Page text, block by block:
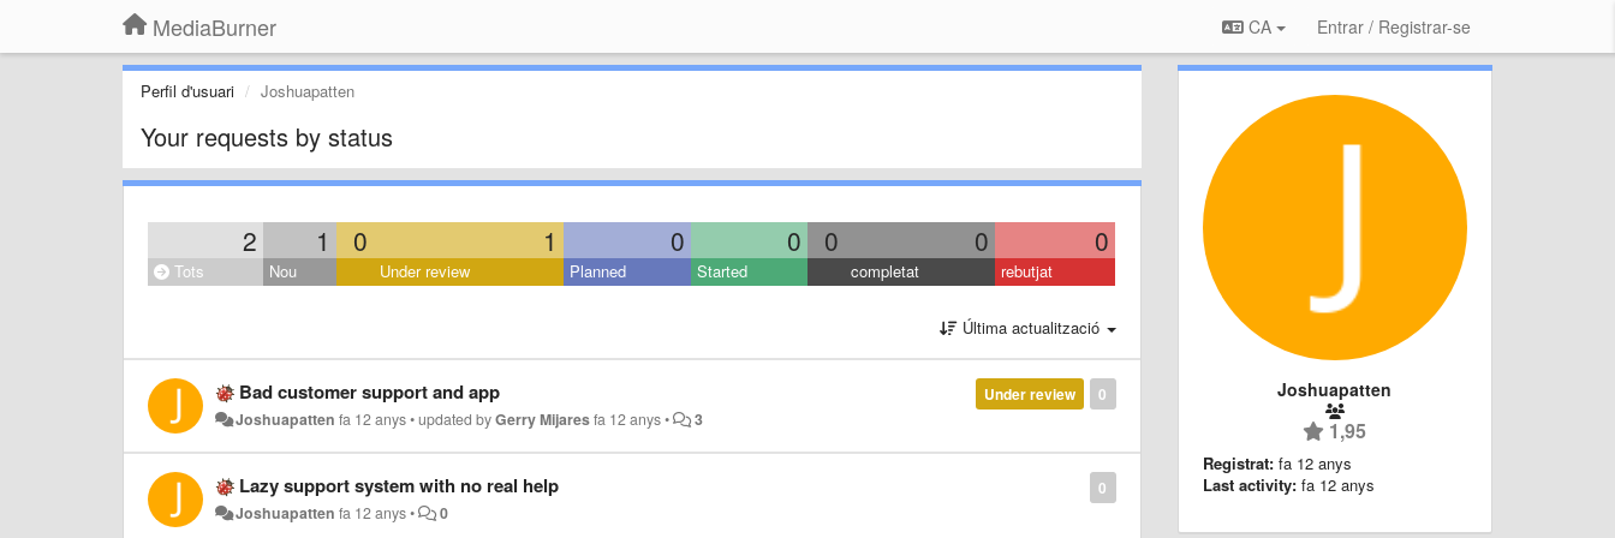
MediaBurner CA Entrar / Registrar-se
Perfil d'usuari Joshuapatten
Your requests by status
2 1 0 1 0 0 0 0 0
Tots Nou Under review Planned Started completat rebutjat
Última actualització
0
Under review
Bad customer support and app
Joshuapatten fa 12 anys•updated byGerry Mijaresfa 12 anys• 3
0
Lazy support system with no real help
Joshuapatten fa 12 anys• 0
Joshuapatten
1,95
Registrat: fa 12 anys
Last activity: fa 12 anys